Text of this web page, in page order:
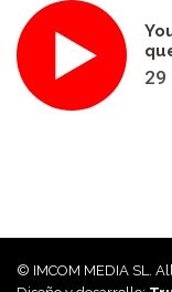
29
© IMCOM MEDIA SL.